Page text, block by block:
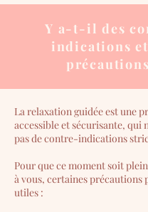
Y a-t-il des
indications
La relaxation guidée est une
accessible et sécurisante, qui
pas de contre-indications
Pour que ce moment soit
à vous, certaines précautions
utiles :